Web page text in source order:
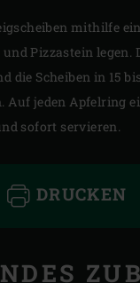
mithilfe
Pizzastein legen.
die Scheiben in 15
Auf jeden Apfelring
sofort servieren.
DRUCKEN